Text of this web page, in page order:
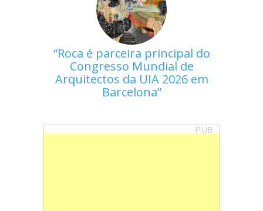
Roca é parceira principal do
Congresso Mundial de
Arquitectos da UIA 2026 em
Barcelona
PUB